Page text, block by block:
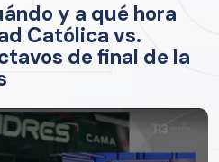
y a qué hora
Católica vs.
de final de la